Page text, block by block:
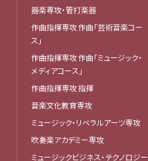
器楽専攻・管打楽器
作曲指揮専攻 作曲「芸術音楽コー
ス」
作曲指揮専攻 作曲「ミュージック・
メディアコース」
作曲指揮専攻 指揮
音楽文化教育専攻
ミュージック・リベラルアーツ専攻
吹奏楽アカデミー専攻
ミュージックビジネス・テクノロジー